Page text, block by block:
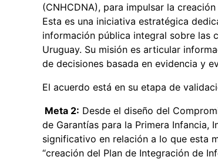
(CNHCDNA), para impulsar la
Esta es una iniciativa estratégica
información pública integral sobre las
Uruguay. Su misión es articular
de decisiones basada en evidencia y
El acuerdo está en su etapa de
Meta 2: Desde el diseño del
de Garantías para la Primera Infancia,
significativo en relación a lo que esta
“creación del Plan de Integración de